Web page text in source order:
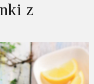
z